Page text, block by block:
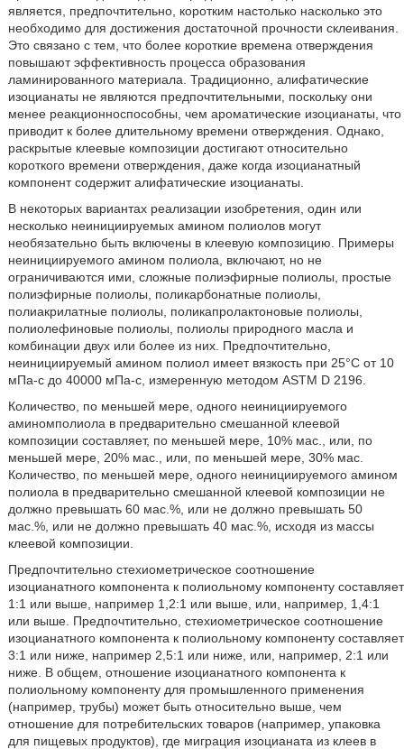
является, предпочтительно, коротким настолько насколько это
необходимо для достижения достаточной прочности склеивания.
Это связано с тем, что более короткие времена отверждения
повышают эффективность процесса образования
ламинированного материала. Традиционно, алифатические
изоцианаты не являются предпочтительными, поскольку они
менее реакционноспособны, чем ароматические изоцианаты, что
приводит к более длительному времени отверждения. Однако,
раскрытые клеевые композиции достигают относительно
короткого времени отверждения, даже когда изоцианатный
компонент содержит алифатические изоцианаты.
В некоторых вариантах реализации изобретения, один или
несколько неинициируемых амином полиолов могут
необязательно быть включены в клеевую композицию. Примеры
неинициируемого амином полиола, включают, но не
ограничиваются ими, сложные полиэфирные полиолы, простые
полиэфирные полиолы, поликарбонатные полиолы,
полиакрилатные полиолы, поликапролактоновые полиолы,
полиолефиновые полиолы, полиолы природного масла и
комбинации двух или более из них. Предпочтительно,
неинициируемый амином полиол имеет вязкость при 25°С от 10
мПа-с до 40000 мПа-с, измеренную методом ASTM D 2196.
Количество, по меньшей мере, одного неинициируемого
аминомполиола в предварительно смешанной клеевой
композиции составляет, по меньшей мере, 10% мас., или, по
меньшей мере, 20% мас., или, по меньшей мере, 30% мас.
Количество, по меньшей мере, одного неинициируемого амином
полиола в предварительно смешанной клеевой композиции не
должно превышать 60 мас.%, или не должно превышать 50
мас.%, или не должно превышать 40 мас.%, исходя из массы
клеевой композиции.
Предпочтительно стехиометрическое соотношение
изоцианатного компонента к полиольному компоненту составляет
1:1 или выше, например 1,2:1 или выше, или, например, 1,4:1
или выше. Предпочтительно, стехиометрическое соотношение
изоцианатного компонента к полиольному компоненту составляет
3:1 или ниже, например 2,5:1 или ниже, или, например, 2:1 или
ниже. В общем, отношение изоцианатного компонента к
полиольному компоненту для промышленного применения
(например, трубы) может быть относительно выше, чем
отношение для потребительских товаров (например, упаковка
для пищевых продуктов), где миграция изоцианата из клеев в